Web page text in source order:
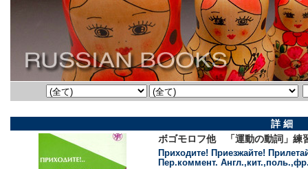
詳 細
ボゴモロフ他 「運動の動詞」練
Приходите! Приезжайте!
Пер.коммент.